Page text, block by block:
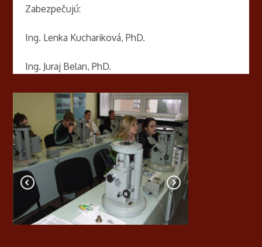
Zabezpečujú:
Ing. Lenka Kuchariková, PhD.
Ing. Juraj Belan, PhD.